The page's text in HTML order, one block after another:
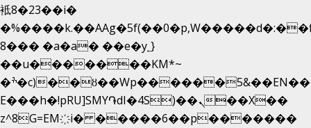
袛8�23��i�
8��� �a�a� ��e�y˿}
��u�������KM*~
�ׯ�c)��ȣ��Wp������5&��EN����*�&&6F��Le��~�P�άv����ui?
E���h�!pRU]SMY֏dI�4S)��ܢ��X��
z^8G=EM҉i� �����6��p�������